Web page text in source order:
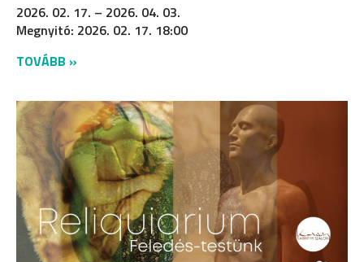
2026. 02. 17. – 2026. 04. 03.
Megnyitó: 2026. 02. 17. 18:00
TOVÁBB »